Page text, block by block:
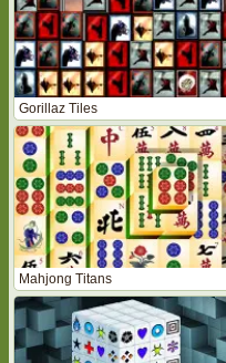
Gorillaz Tiles
Mahjong Titans